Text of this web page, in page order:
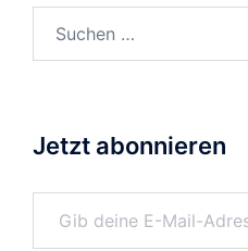
nach:
Jetzt abonnieren
Gib deine E-Mail-Adresse ein ...